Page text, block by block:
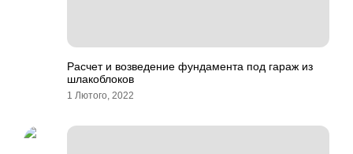
Расчет и возведение фундамента под гараж из
шлакоблоков
1 Лютого, 2022